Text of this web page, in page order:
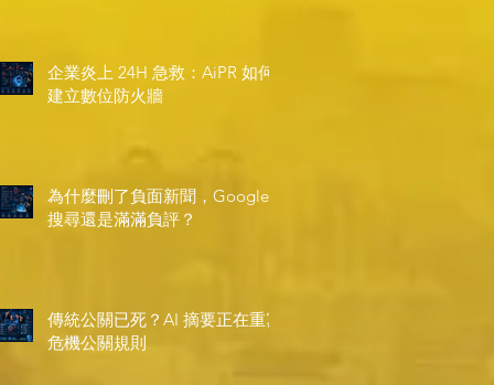
企業炎上 24H 急救：AiPR 如何
建立數位防火牆
為什麼刪了負面新聞，Google
搜尋還是滿滿負評？
傳統公關已死？AI 摘要正在重寫
危機公關規則